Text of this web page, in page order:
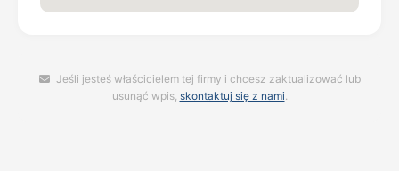
Jeśli jesteś właścicielem tej firmy i chcesz zaktualizować lub
usunąć wpis, skontaktuj się z nami.